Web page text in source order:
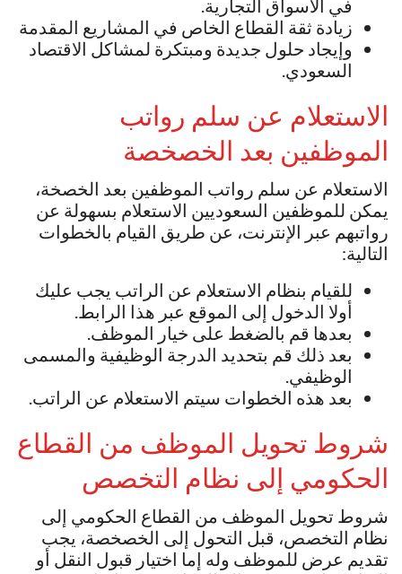
في الأسواق التجارية.
زيادة ثقة القطاع الخاص في المشاريع المقدمة
وإيجاد حلول جديدة ومبتكرة لمشاكل الاقتصاد
السعودي.
الاستعلام عن سلم رواتب
الموظفين بعد الخصخصة
الاستعلام عن سلم رواتب الموظفين بعد الخصخة،
يمكن للموظفين السعوديين الاستعلام بسهولة عن
رواتبهم عبر الإنترنت، عن طريق القيام بالخطوات
التالية:
للقيام بنظام الاستعلام عن الراتب يجب عليك
أولا الدخول إلى الموقع عبر هذا الرابط.
بعدها قم بالضغط على خيار الموظف.
بعد ذلك قم بتحديد الدرجة الوظيفية والمسمى
الوظيفي.
بعد هذه الخطوات سيتم الاستعلام عن الراتب.
شروط تحويل الموظف من القطاع
الحكومي إلى نظام التخصص
شروط تحويل الموظف من القطاع الحكومي إلى
نظام التخصص، قبل التحول إلى الخصخصة، يجب
تقديم عرض للموظف وله إما اختيار قبول النقل أو